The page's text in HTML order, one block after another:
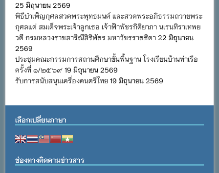
25 มิถุนายน 2569
พิธีบำเพ็ญกุศลสวดพระพุทธมนต์ และสวดพระอภิธรรมถวายพระ
กุศลแด่ สมเด็จพระเจ้าลูกเธอ เจ้าฟ้าพัชรกิติยาภา นเรนทิราเทพย
วดี กรมหลวงราชสาริณีสิริพัชร มหาวัชรราชธิดา 22 มิถุนายน
2569
ประชุมคณะกรรมการสถานศึกษาขั้นพื้นฐาน โรงเรียนบ้านท่าเรือ
ครั้งที่ ๑/๒๕๖๙ 19 มิถุนายน 2569
รับการสนับสนุนเครื่องดนตรีไทย 19 มิถุนายน 2569
เลือกเปลี่ยนภาษา
ช่องทางติดตามข่าวสาร